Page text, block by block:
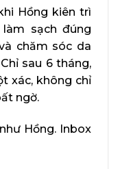
Hồng kiên trì
sạch đúng
chăm sóc da
sau 6 tháng,
xác, không chỉ
ngờ.
Hồng. Inbox